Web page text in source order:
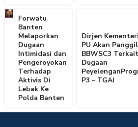
Forwatu
Banten
Melaporkan
Dugaan
Intimidasi dan
Pengeroyokan
Terhadap
Aktivis Di
Lebak Ke
Polda Banten
Dirjen
PU Akan Panggil
BBWSC3 Terkait
Dugaan
P3 – TGAI